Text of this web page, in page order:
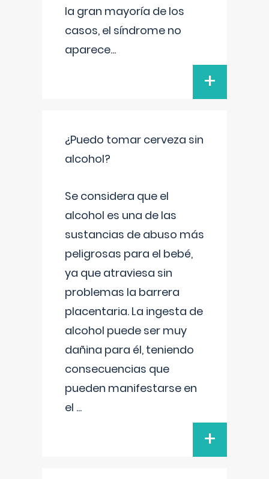
la gran mayoría de los
casos, el síndrome no
aparece...
+
¿Puedo tomar cerveza sin
alcohol?
Se considera que el
alcohol es una de las
sustancias de abuso más
peligrosas para el bebé,
ya que atraviesa sin
problemas la barrera
placentaria. La ingesta de
alcohol puede ser muy
dañina para él, teniendo
consecuencias que
pueden manifestarse en
el ...
+